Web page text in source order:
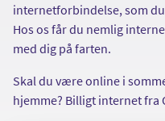
internetforbindelse, som
Hos os får du nemlig
med dig på farten.
Skal du være online i
hjemme? Billigt internet fra